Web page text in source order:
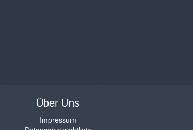
Über Uns
Impressum